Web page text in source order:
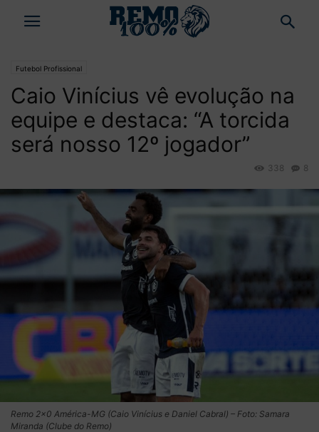
Futebol Profissional
Caio Vinícius vê evolução na
equipe e destaca: “A torcida
será nosso 12º jogador”
8
338
Remo 2×0 América-MG (Caio Vinícius e Daniel Cabral) – Foto: Samara
Miranda (Clube do Remo)